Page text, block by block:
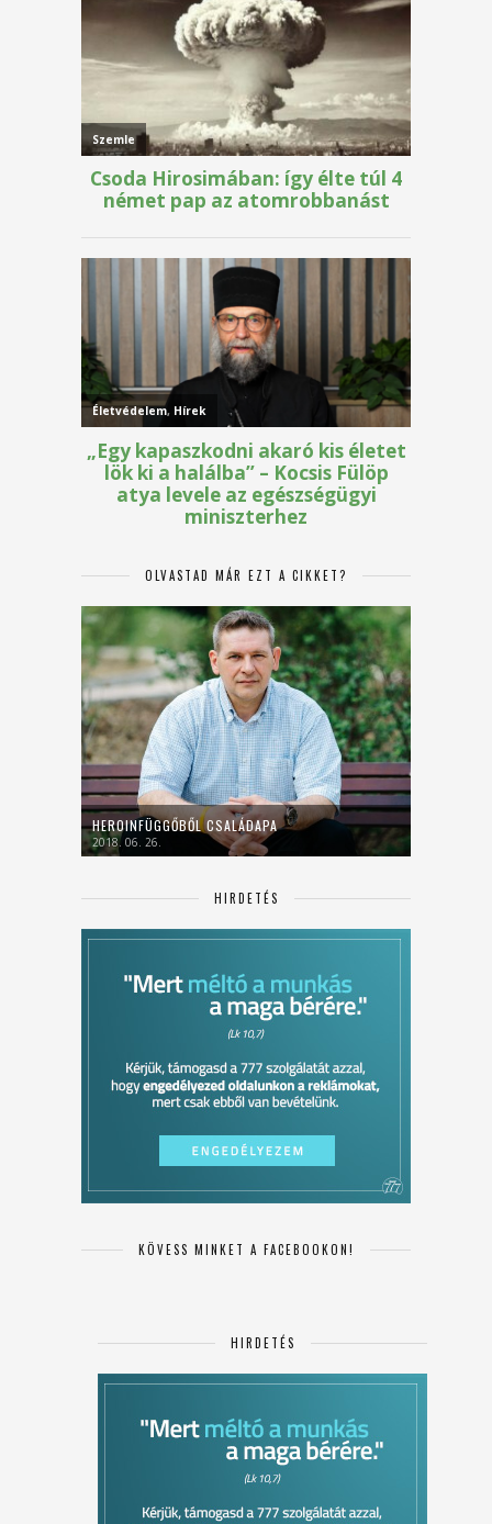
OLVASTAD MÁR EZT A CIKKET?
HEROINFÜGGŐBŐL CSALÁDAPA
2018. 06. 26.
HIRDETÉS
KÖVESS MINKET A FACEBOOKON!
HIRDETÉS